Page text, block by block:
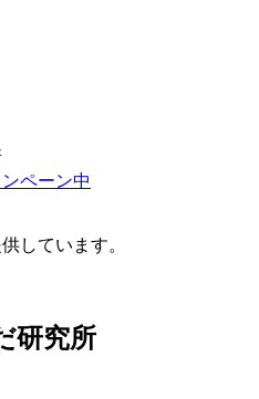
ペーン中
しています。
研究所